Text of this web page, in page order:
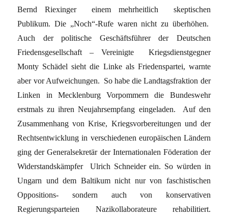
Bernd Riexinger einem mehrheitlich skeptischen
Publikum. Die „Noch“-Rufe waren nicht zu überhöhen.
Auch der politische Geschäftsführer der Deutschen
Friedensgesellschaft – Vereinigte Kriegsdienstgegner
Monty Schädel sieht die Linke als Friedenspartei, warnte
aber vor Aufweichungen. So habe die Landtagsfraktion der
Linken in Mecklenburg Vorpommern die Bundeswehr
erstmals zu ihren Neujahrsempfang eingeladen. Auf den
Zusammenhang von Krise, Kriegsvorbereitungen und der
Rechtsentwicklung in verschiedenen europäischen Ländern
ging der Generalsekretär der Internationalen Föderation der
Widerstandskämpfer Ulrich Schneider ein. So würden in
Ungarn und dem Baltikum nicht nur von faschistischen
Oppositions- sondern auch von konservativen
Regierungsparteien Nazikollaborateure rehabilitiert.